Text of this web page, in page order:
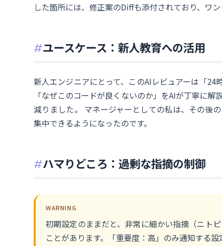
した箇所には、修正案のDiffも添付されており、ワ
ユースケース：新人教育への活用
新人エンジニアにとって、このAIレビュアーは「
「なぜこのコードが良くないのか」をAIが丁寧に
減りました。 マネージャーとしての私は、その後
集中できるようになったのです。
ハマりどころ：過剰な指摘の制御
WARNING
初期設定のままだと、非常に細かい指摘（ニト
ことがあります。「重要度：高」のみ通知する